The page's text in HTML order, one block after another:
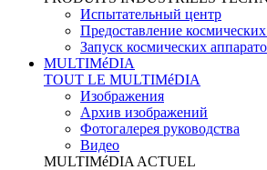
Испытательный центр
Предоставление
Запуск космических
MULTIMéDIA
TOUT LE MULTIMéDIA
Изображения
Архив изображений
Фотогалерея руководства
Видео
MULTIMéDIA ACTUEL